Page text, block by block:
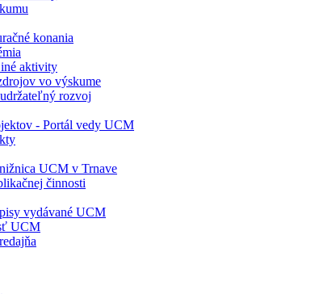
konania
aktivity
vo výskume
rozvoj
- Portál vedy UCM
UCM v Trnave
činnosti
vydávané UCM
UCM